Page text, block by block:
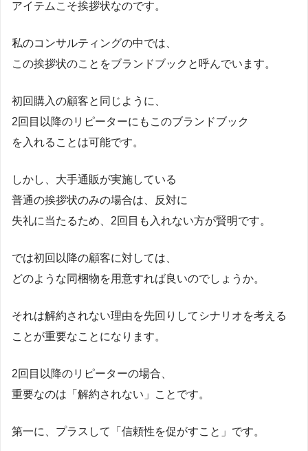
アイテムこそ挨拶状なのです。
私のコンサルティングの中では、
この挨拶状のことをブランドブックと呼んでいます。
初回購入の顧客と同じように、
2回目以降のリピーターにもこのブランドブック
を入れることは可能です。
しかし、大手通販が実施している
普通の挨拶状のみの場合は、反対に
失礼に当たるため、2回目も入れない方が賢明です。
では初回以降の顧客に対しては、
どのような同梱物を用意すれば良いのでしょうか。
それは解約されない理由を先回りしてシナリオを考える
ことが重要なことになります。
2回目以降のリピーターの場合、
重要なのは「解約されない」ことです。
第一に、プラスして「信頼性を促がすこと」です。